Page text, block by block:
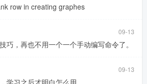
row in creating graphes
09-13
巧，再也不用一个一个手动编写命令了。
09-13